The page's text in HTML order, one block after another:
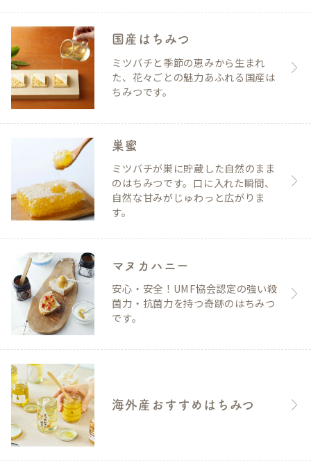
国産はちみつ
ミツバチと季節の恵みから生まれ
た、花々ごとの魅力あふれる国産は
ちみつです。
巣蜜
ミツバチが巣に貯蔵した自然のまま
のはちみつです。口に入れた瞬間、
自然な甘みがじゅわっと広がりま
す。
マヌカハニー
安心・安全！UMF協会認定の強い殺
菌力・抗菌力を持つ奇跡のはちみつ
です。
海外産おすすめはちみつ